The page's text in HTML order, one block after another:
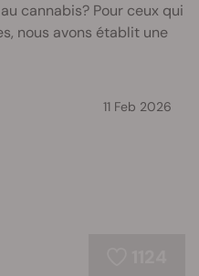
cannabis? Pour ceux qui
nous avons établit une
11 Feb 2026